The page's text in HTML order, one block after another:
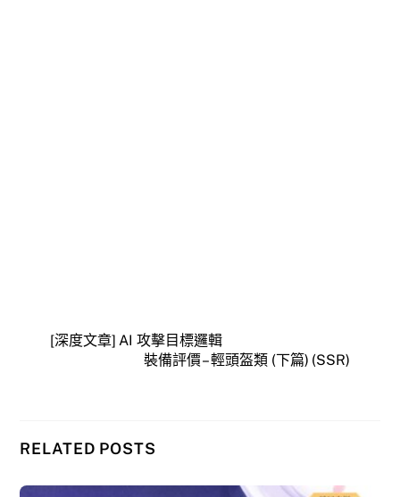
[深度文章] AI 攻擊目標邏輯
裝備評價 – 輕頭盔類 (下篇) (SSR)
RELATED POSTS